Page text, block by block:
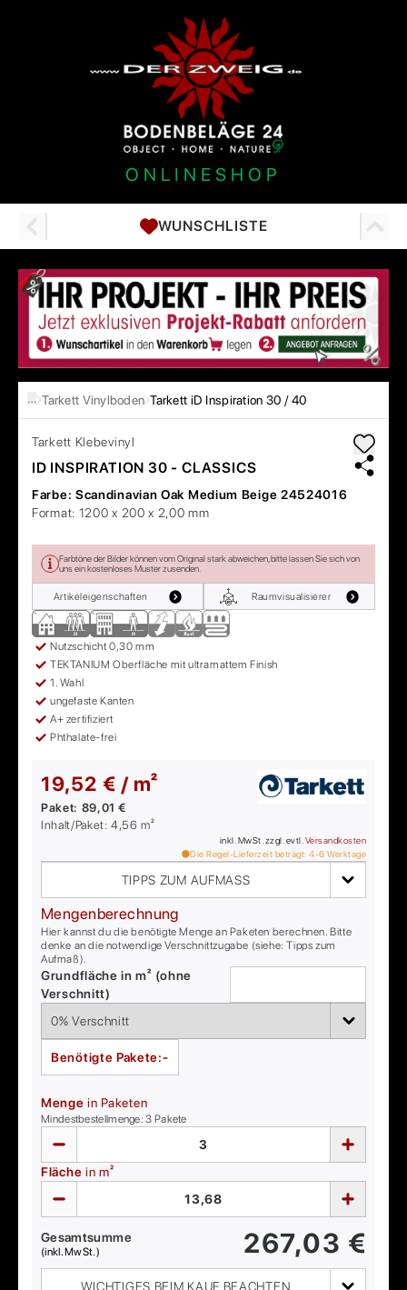
ONLINESHOP
WUNSCHLISTE
… Tarkett Vinylboden Tarkett iD Inspiration 30 / 40
Tarkett Klebevinyl
ID INSPIRATION 30 - CLASSICS
Farbe: Scandinavian Oak Medium Beige 24524016
Format: 1200 x 200 x 2,00 mm
Farbtöne der Bilder können vom Original stark abweichen, bitte lassen Sie sich von
uns ein kostenloses Muster zusenden.
Artikeleigenschaften Raumvisualisierer
Nutzschicht 0,30 mm
TEKTANIUM Oberfläche mit ultramattem Finish
1. Wahl
ungefaste Kanten
A+ zertifiziert
Phthalate-frei
19,52 € / m²
Paket: 89,01 €
Inhalt/Paket:4,56 m²
inkl. MwSt. zzgl. evtl. Versandkosten
Die Regel-Lieferzeit beträgt: 4-6 Werktage
TIPPS ZUM AUFMASS
Mengenberechnung
Hier kannst du die benötigte Menge an Paketen berechnen. Bitte
denke an die notwendige Verschnittzugabe (siehe: Tipps zum
Aufmaß).
Grundfläche in m² (ohne
Verschnitt)
Benötigte Pakete:-
Menge in Paketen
Mindestbestellmenge:3 Pakete
Fläche in m²
Gesamtsumme
(inkl. MwSt.) 267,03 €
WICHTIGES BEIM KAUF BEACHTEN